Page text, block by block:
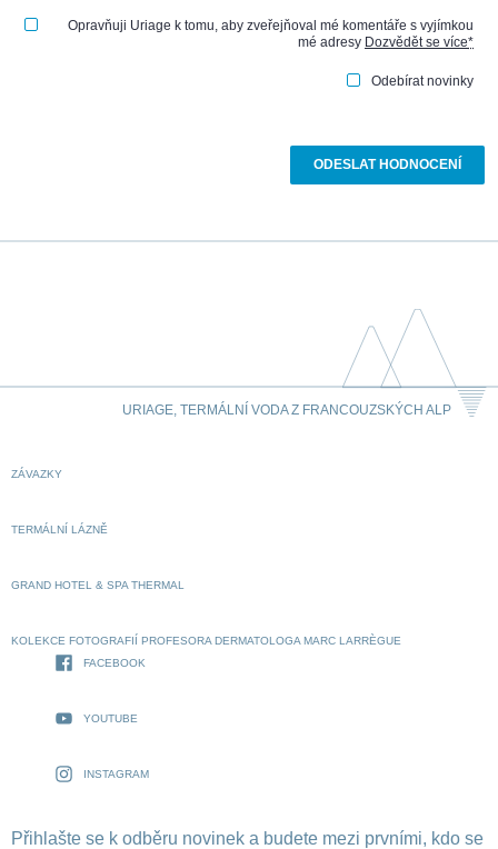
Opravňuji Uriage k tomu, aby zveřejňoval mé komentáře s vyjímkou
mé adresy Dozvědět se více*
Odebírat novinky
URIAGE, TERMÁLNÍ VODA Z FRANCOUZSKÝCH ALP
ZÁVAZKY
TERMÁLNÍ LÁZNĚ
GRAND HOTEL & SPA THERMAL
KOLEKCE FOTOGRAFIÍ PROFESORA DERMATOLOGA MARC LARRÈGUE
FACEBOOK
YOUTUBE
INSTAGRAM
Přihlašte se k odběru novinek a budete mezi prvními, kdo se